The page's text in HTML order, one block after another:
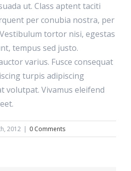
ut. Class aptent taciti
per conubia nostra, per
tortor nisi, egestas
tempus sed justo.
varius. Fusce consequat
turpis adipiscing
volutpat. Vivamus eleifend
2012 | 0 Comments